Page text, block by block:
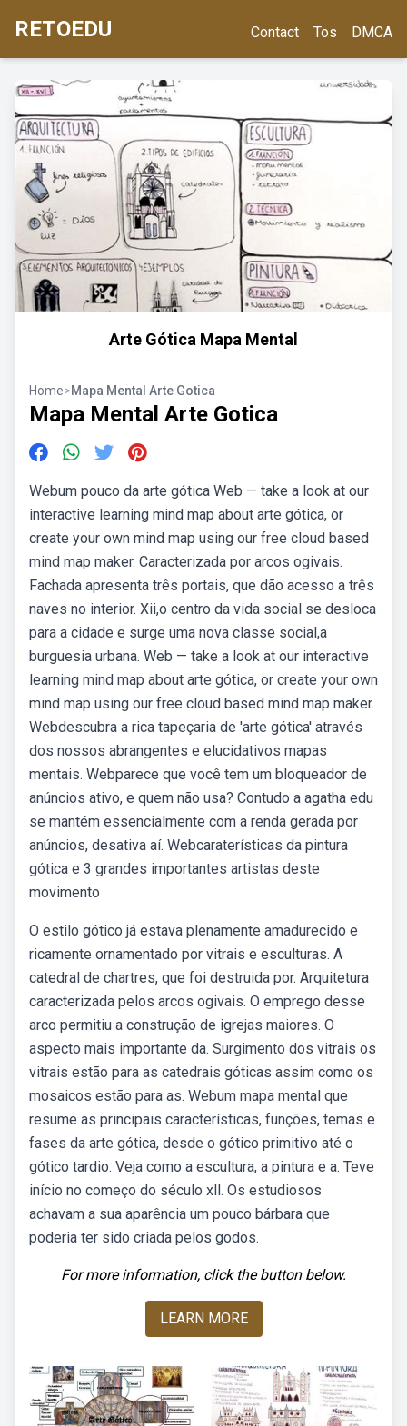
RETOEDU Contact Tos DMCA
Arte Gótica Mapa Mental
Home>Mapa Mental Arte Gotica
Mapa Mental Arte Gotica
Webum pouco da arte gótica Web — take a look at our
interactive learning mind map about arte gótica, or
create your own mind map using our free cloud based
mind map maker. Caracterizada por arcos ogivais.
Fachada apresenta três portais, que dão acesso a três
naves no interior. Xii,o centro da vida social se desloca
para a cidade e surge uma nova classe social,a
burguesia urbana. Web — take a look at our interactive
learning mind map about arte gótica, or create your own
mind map using our free cloud based mind map maker.
Webdescubra a rica tapeçaria de 'arte gótica' através
dos nossos abrangentes e elucidativos mapas
mentais. Webparece que você tem um bloqueador de
anúncios ativo, e quem não usa? Contudo a agatha edu
se mantém essencialmente com a renda gerada por
anúncios, desativa aí. Webcaraterísticas da pintura
gótica e 3 grandes importantes artistas deste
movimento
O estilo gótico já estava plenamente amadurecido e
ricamente ornamentado por vitrais e esculturas. A
catedral de chartres, que foi destruida por. Arquitetura
caracterizada pelos arcos ogivais. O emprego desse
arco permitiu a construção de igrejas maiores. O
aspecto mais importante da. Surgimento dos vitrais os
vitrais estão para as catedrais góticas assim como os
mosaicos estão para as. Webum mapa mental que
resume as principais características, funções, temas e
fases da arte gótica, desde o gótico primitivo até o
gótico tardio. Veja como a escultura, a pintura e a. Teve
início no começo do século xll. Os estudiosos
achavam a sua aparência um pouco bárbara que
poderia ter sido criada pelos godos.
For more information, click the button below.
LEARN MORE